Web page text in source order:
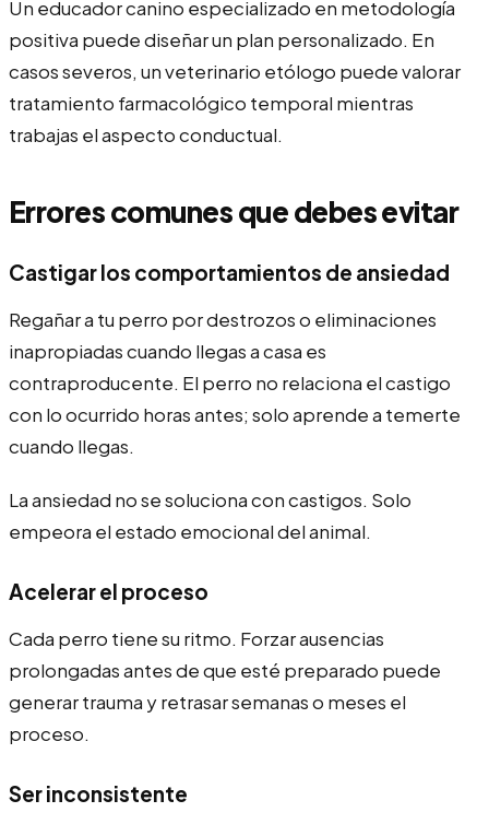
Un educador canino especializado en metodología
positiva puede diseñar un plan personalizado. En
casos severos, un veterinario etólogo puede valorar
tratamiento farmacológico temporal mientras
trabajas el aspecto conductual.
Errores comunes que debes evitar
Castigar los comportamientos de ansiedad
Regañar a tu perro por destrozos o eliminaciones
inapropiadas cuando llegas a casa es
contraproducente. El perro no relaciona el castigo
con lo ocurrido horas antes; solo aprende a temerte
cuando llegas.
La ansiedad no se soluciona con castigos. Solo
empeora el estado emocional del animal.
Acelerar el proceso
Cada perro tiene su ritmo. Forzar ausencias
prolongadas antes de que esté preparado puede
generar trauma y retrasar semanas o meses el
proceso.
Ser inconsistente